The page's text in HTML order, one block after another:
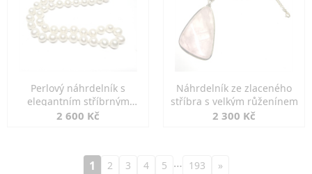
Perlový náhrdelník s
elegantním stříbrným
zapínáním
2 600 Kč
Náhrdelník ze zlaceného
stříbra s velkým růženínem
2 300 Kč
1 2 3 4 5 … 193 »